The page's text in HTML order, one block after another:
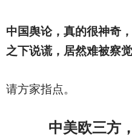
中国舆论，真的很神奇
之下说谎，居然难被察觉
请方家指点。
中美欧三方